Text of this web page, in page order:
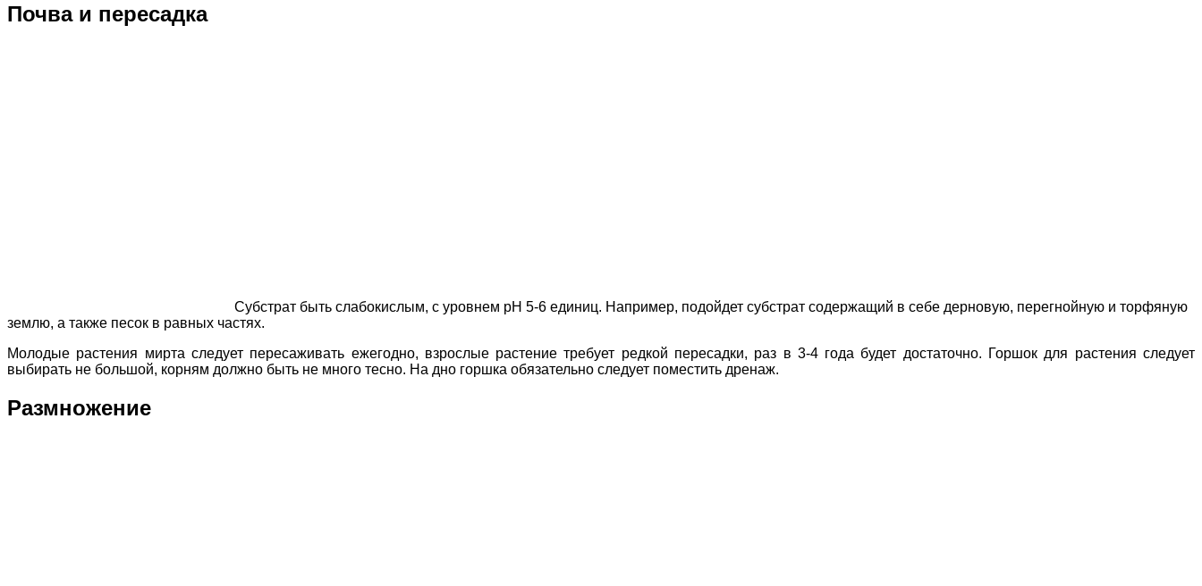
Почва и пересадка
Субстрат быть слабокислым, с уровнем pH 5-6 единиц. Например, подойдет субстрат содержащий в себе дерновую, перегнойную и торфяную
землю, а также песок в равных частях.
Молодые растения мирта следует пересаживать ежегодно, взрослые растение требует редкой пересадки, раз в 3-4 года будет достаточно. Горшок для растения следует
выбирать не большой, корням должно быть не много тесно. На дно горшка обязательно следует поместить дренаж.
Размножение